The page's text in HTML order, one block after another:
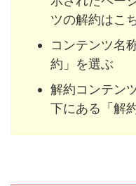
ツの解約はこ
コンテンツ名
約」を選ぶ
解約コンテン
下にある「解